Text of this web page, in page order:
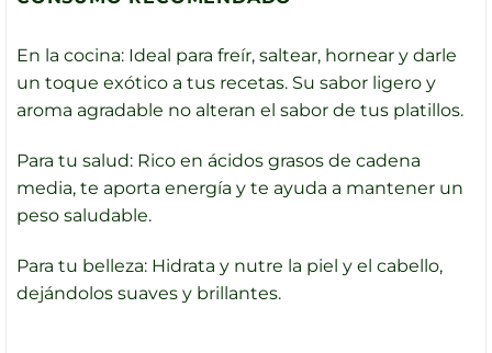
En la cocina: Ideal para freír, saltear, hornear y darle
un toque exótico a tus recetas. Su sabor ligero y
aroma agradable no alteran el sabor de tus platillos.
Para tu salud: Rico en ácidos grasos de cadena
media, te aporta energía y te ayuda a mantener un
peso saludable.
Para tu belleza: Hidrata y nutre la piel y el cabello,
dejándolos suaves y brillantes.